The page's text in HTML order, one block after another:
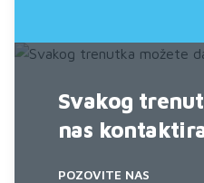
Svakog
nas
POZOVITE NAS